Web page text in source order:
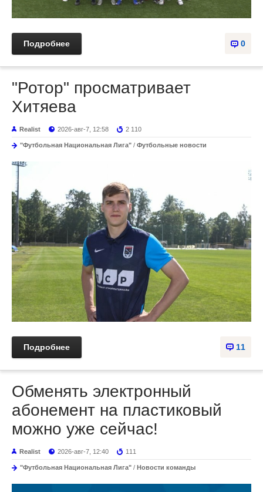
0
Подробнее
"Ротор" просматривает
Хитяева
Realist 2026-авг-7, 12:58 2 110
"Футбольная Национальная Лига" / Футбольные новости
11
Подробнее
Обменять электронный
абонемент на пластиковый
можно уже сейчас!
Realist 2026-авг-7, 12:40 111
"Футбольная Национальная Лига" / Новости команды